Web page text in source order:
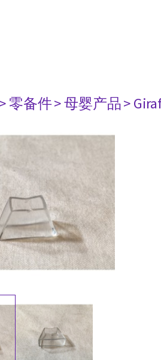
> 零备件> 母婴产品>